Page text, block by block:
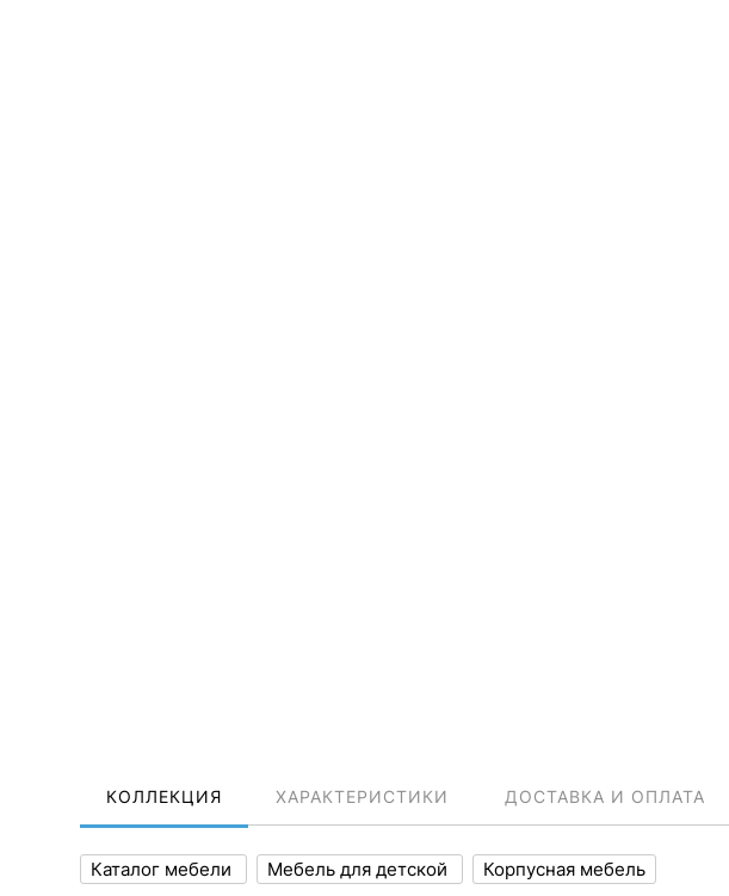
КОЛЛЕКЦИЯ ХАРАКТЕРИСТИКИ ДОСТАВКА И ОПЛАТА
Каталог мебели Мебель для детской Корпусная мебель